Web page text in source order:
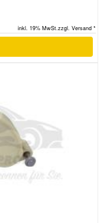
inkl. 19% MwSt.zzgl. Versand *